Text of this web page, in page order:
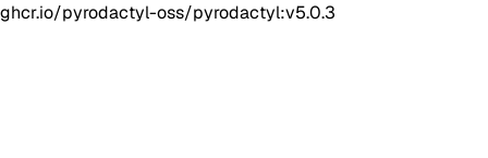
ghcr.io/pyrodactyl-oss/pyrodactyl:v5.0.3